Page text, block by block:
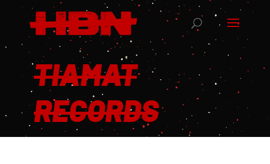
TIAMAT
RECORDS